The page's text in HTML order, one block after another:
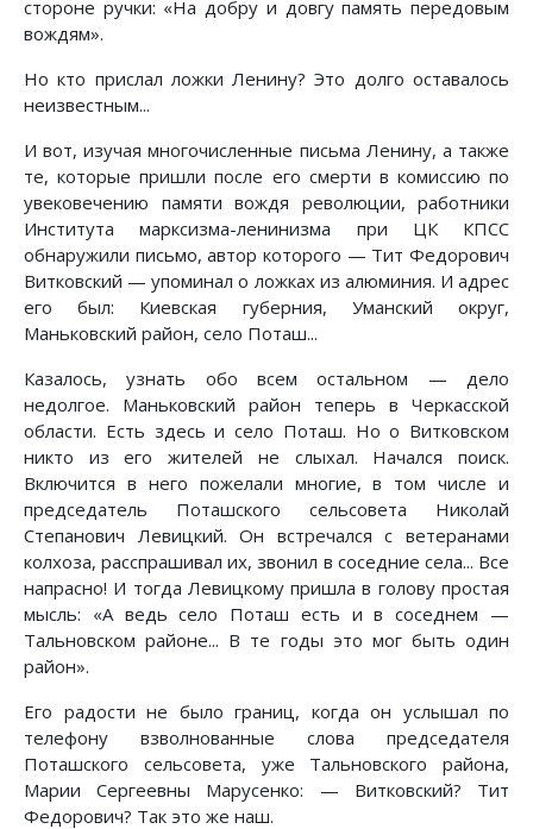
стороне ручки: «На добру и довгу память передовым
вождям».
Но кто прислал ложки Ленину? Это долго оставалось
неизвестным...
И вот, изучая многочисленные письма Ленину, а также
те, которые пришли после его смерти в комиссию по
увековечению памяти вождя революции, работники
Института марксизма-ленинизма при ЦК КПСС
обнаружили письмо, автор которого — Тит Федорович
Витковский — упоминал о ложках из алюминия. И адрес
его был: Киевская губерния, Уманский округ,
Маньковский район, село Поташ...
Казалось, узнать обо всем остальном — дело
недолгое. Маньковский район теперь в Черкасской
области. Есть здесь и село Поташ. Но о Витковском
никто из его жителей не слыхал. Начался поиск.
Включится в него пожелали многие, в том числе и
председатель Поташского сельсовета Николай
Степанович Левицкий. Он встречался с ветеранами
колхоза, расспрашивал их, звонил в соседние села... Все
напрасно! И тогда Левицкому пришла в голову простая
мысль: «А ведь село Поташ есть и в соседнем —
Тальновском районе... В те годы это мог быть один
район».
Его радости не было границ, когда он услышал по
телефону взволнованные слова председателя
Поташского сельсовета, уже Тальновского района,
Марии Сергеевны Марусенко: — Витковский? Тит
Федорович? Так это же наш.